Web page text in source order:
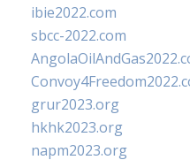
ibie2022.com
sbcc-2022.com
grur2023.org
hkhk2023.org
napm2023.org